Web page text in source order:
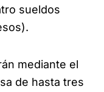
sueldos
mediante el
de hasta tres